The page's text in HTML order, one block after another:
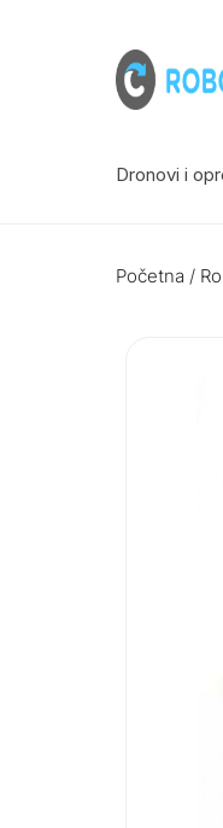
Dronovi i
Početna /